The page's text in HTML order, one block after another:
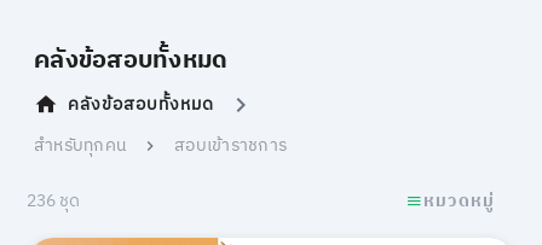
คลังข้อสอบทั้งหมด
คลังข้อสอบทั้งหมด
สำหรับทุกคน
สอบเข้าราชการ
236 ชุด หมวดหมู่